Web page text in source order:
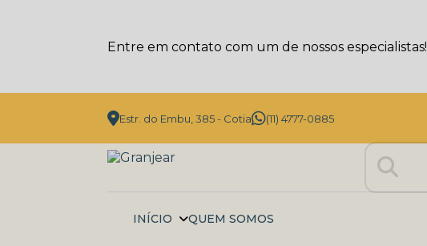
Entre em contato com um de nossos especialistas!
Estr. do Embu, 385 - Cotia (11) 4777-0885
INÍCIO
QUEM SOMOS